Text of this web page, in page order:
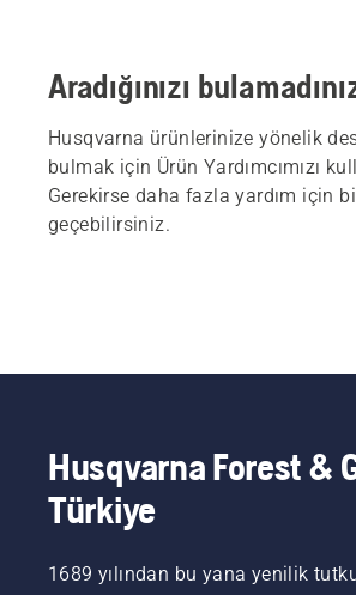
Aradığınızı
Husqvarna ürünlerinize yönelik
bulmak için Ürün Yardımcımızı
Gerekirse daha fazla yardım için
geçebilirsiniz.
Husqvarna Forest &
Türkiye
1689 yılından bu yana yenilik